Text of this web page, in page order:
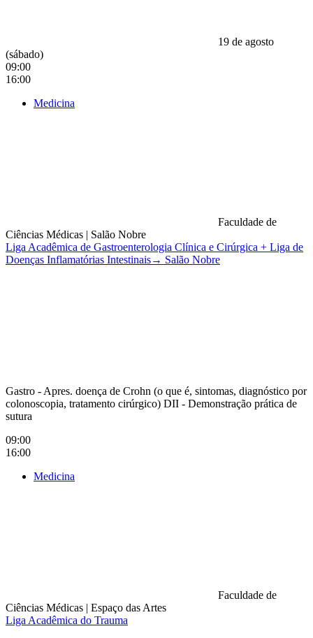
19 de agosto
(sábado)
09:00
16:00
Medicina
Faculdade de
Ciências Médicas | Salão Nobre
Liga Acadêmica de Gastroenterologia Clínica e Cirúrgica + Liga de
Doenças Inflamatórias Intestinais→ Salão Nobre
Gastro - Apres. doença de Crohn (o que é, sintomas, diagnóstico por
colonoscopia, tratamento cirúrgico) DII - Demonstração prática de
sutura
09:00
16:00
Medicina
Faculdade de
Ciências Médicas | Espaço das Artes
Liga Acadêmica do Trauma